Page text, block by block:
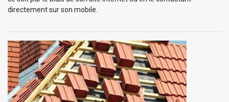
directement sur son mobile.